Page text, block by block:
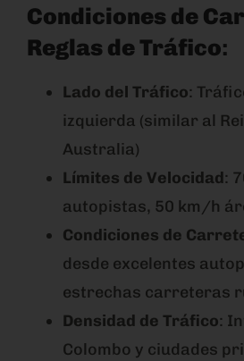
Condiciones de
Reglas de Tráfico:
Lado del Tráfico:
izquierda (similar al
Australia)
Límites de Velocidad:
autopistas, 50 km/h
Condiciones de
desde excelentes
estrechas carreteras
Densidad de Tráfico:
Colombo y ciudades